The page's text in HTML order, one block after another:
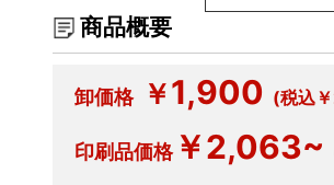
商品概要
卸価格 ￥1,900 (税込
印刷品価格￥2,063~